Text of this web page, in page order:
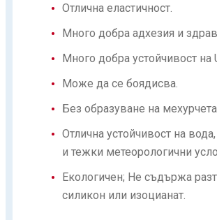
Отлична еластичност.
Много добра адхезия и
Много добра устойчивост на
Може да се боядисва.
Без образуване на
Отлична устойчивост на
и тежки метеорологични
Екологичен; Не съдържа
силикон или изоцианат.